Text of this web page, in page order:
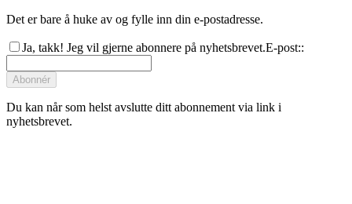
Det er bare å huke av og fylle inn din e-postadresse.
Ja, takk! Jeg vil gjerne abonnere på nyhetsbrevet.E-post::
Abonnér
Du kan når som helst avslutte ditt abonnement via link i
nyhetsbrevet.